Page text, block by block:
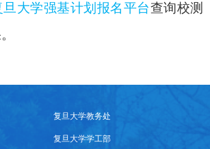
旦大学强基计划报名平台查询校测
复旦大学教务处
复旦大学学工部